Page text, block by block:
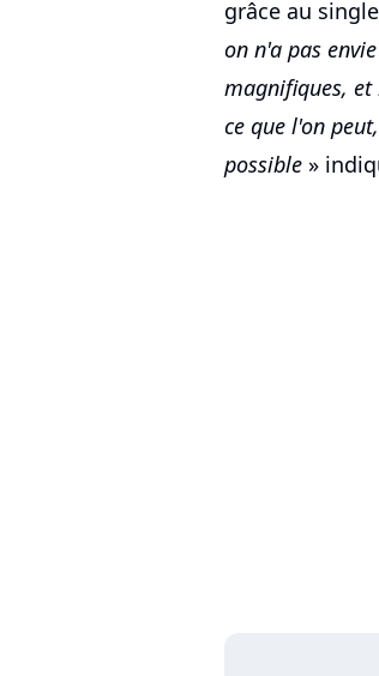
grâce au
on n'a pas
magnifiques,
ce que l'on
possible »